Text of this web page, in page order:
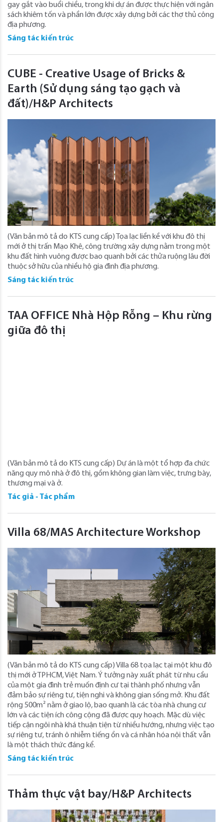
gay gắt vào buổi chiều, trong khi dự án được thực hiện với ngân
sách khiêm tốn và phần lớn được xây dựng bởi các thợ thủ công
địa phương.
Sáng tác kiến trúc
CUBE - Creative Usage of Bricks &
Earth (Sử dụng sáng tạo gạch và
đất)/H&P Architects
(Văn bản mô tả do KTS cung cấp) Tọa lạc liền kề với khu đô thị
mới ở thị trấn Mạo Khê, công trường xây dựng nằm trong một
khu đất hình vuông được bao quanh bởi các thửa ruộng lâu đời
thuộc sở hữu của nhiều hộ gia đình địa phương.
Sáng tác kiến trúc
TAA OFFICE Nhà Hộp Rỗng – Khu rừng
giữa đô thị
(Văn bản mô tả do KTS cung cấp) Dự án là một tổ hợp đa chức
năng quy mô nhà ở đô thị, gồm không gian làm việc, trưng bày,
thương mại và ở.
Tác giả - Tác phẩm
Villa 68/MAS Architecture Workshop
(Văn bản mô tả do KTS cung cấp) Villa 68 tọa lạc tại một khu đô
thị mới ở TPHCM, Việt Nam. Ý tưởng này xuất phát từ nhu cầu
của một gia đình trẻ muốn định cư tại thành phố nhưng vẫn
đảm bảo sự riêng tư, tiện nghi và không gian sống mở. Khu đất
rộng 500m² nằm ở giao lộ, bao quanh là các tòa nhà chung cư
lớn và các tiện ích công cộng đã được quy hoạch. Mặc dù việc
tiếp cận ngôi nhà khá thuận tiện từ nhiều hướng, nhưng việc tạo
sự riêng tư, tránh ô nhiễm tiếng ồn và cá nhân hóa nội thất vẫn
là một thách thức đáng kể.
Sáng tác kiến trúc
Thảm thực vật bay/H&P Architects